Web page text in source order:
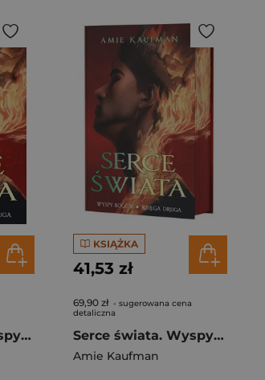
Serce świata. Wyspy Bogów. Tom 2
KSIĄŻKA
41,53 zł
69,90 zł - sugerowana cena
detaliczna
Serce świata. Wyspy Bogów. Tom 2 (ilustrowane brzegi)
Amie Kaufman